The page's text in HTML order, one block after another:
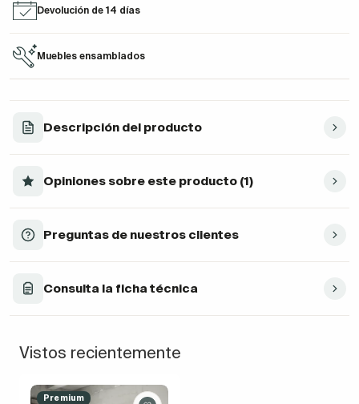
Devolución de 14 días
Muebles ensamblados
Descripción del producto
Opiniones sobre este producto (1)
Preguntas de nuestros clientes
Consulta la ficha técnica
Vistos recientemente
Premium